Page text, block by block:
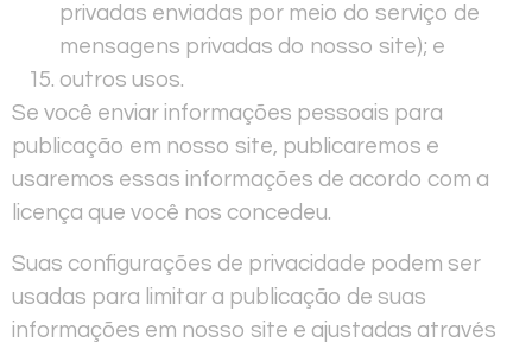
privadas enviadas por meio do serviço de
mensagens privadas do nosso site); e
outros usos.
Se você enviar informações pessoais para
publicação em nosso site, publicaremos e
usaremos essas informações de acordo com a
licença que você nos concedeu.
Suas configurações de privacidade podem ser
usadas para limitar a publicação de suas
informações em nosso site e ajustadas através